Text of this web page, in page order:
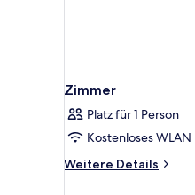
Zimmer
Platz für 1 Person
Kostenloses WLAN
Weitere Details
Weitere